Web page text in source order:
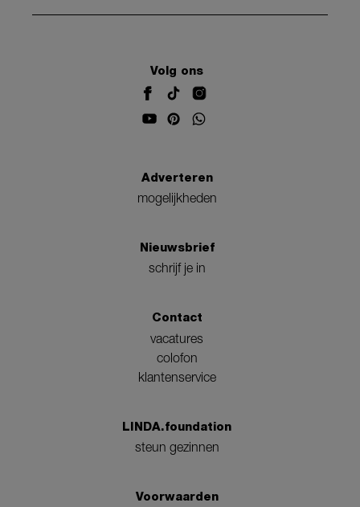
Volg ons
Adverteren
mogelijkheden
Nieuwsbrief
schrijf je in
Contact
vacatures
colofon
klantenservice
LINDA.foundation
steun gezinnen
Voorwaarden